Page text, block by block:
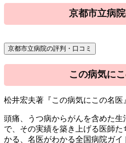
京都市立病
この病気に
松井宏夫著『この病気にこの名医
頭痛、うつ病からがんを含めた
で、その実績を築き上げる医師
かる、名医がわかる全国病院ガ